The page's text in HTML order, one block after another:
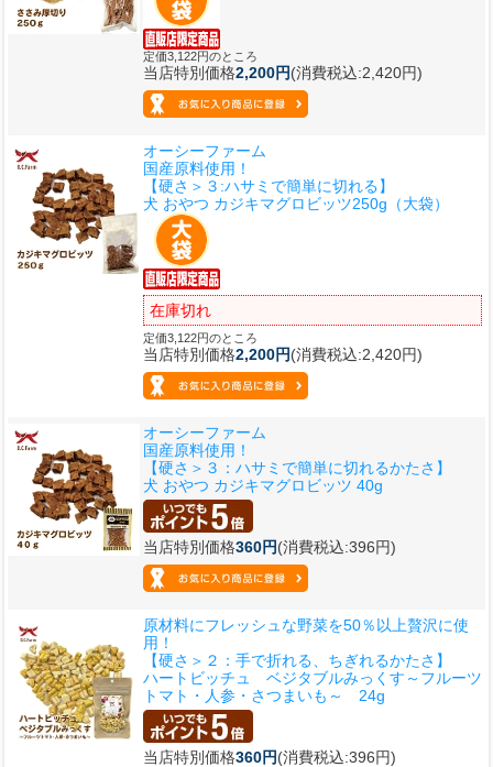
定価3,122円のところ
当店特別価格2,200円(消費税込:2,420円)
オーシーファーム
国産原料使用！
【硬さ＞３:ハサミで簡単に切れる】
犬 おやつ カジキマグロビッツ250g（大袋）
在庫切れ
定価3,122円のところ
当店特別価格2,200円(消費税込:2,420円)
オーシーファーム
国産原料使用！
【硬さ＞３：ハサミで簡単に切れるかたさ】
犬 おやつ カジキマグロビッツ 40g
当店特別価格360円(消費税込:396円)
原材料にフレッシュな野菜を50％以上贅沢に使
用！
【硬さ＞２：手で折れる、ちぎれるかたさ】
ハートビッチュ ベジタブルみっくす～フルーツ
トマト・人参・さつまいも～ 24g
当店特別価格360円(消費税込:396円)